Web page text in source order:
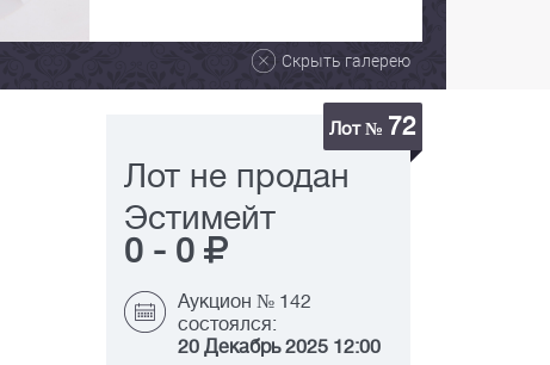
Скрыть галерею
Лот № 72
Лот не продан
Эстимейт
0 - 0
Аукцион № 142
состоялся:
20 Декабрь 2025 12:00